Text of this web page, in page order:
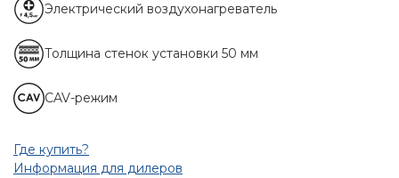
Электрический воздухонагреватель
Толщина стенок установки 50 мм
CAV-режим
Где купить?
Информация для дилеров